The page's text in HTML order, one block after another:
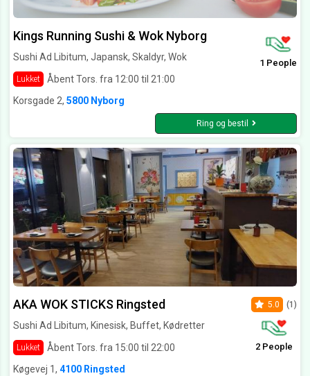
Kings Running Sushi & Wok Nyborg
Sushi Ad Libitum, Japansk, Skaldyr, Wok
Lukket Åbent Tors. fra 12:00 til 21:00
1 People
Korsgade 2, 5800 Nyborg
Ring og bestil
AKA WOK STICKS Ringsted
Sushi Ad Libitum, Kinesisk, Buffet, Kødretter
Lukket Åbent Tors. fra 15:00 til 22:00
5.0 (1)
2 People
Køgevej 1, 4100 Ringsted